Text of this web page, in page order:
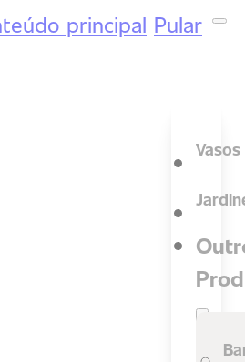
principal Pular
Vasos